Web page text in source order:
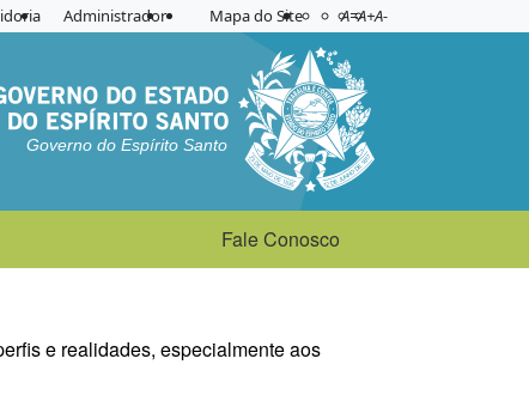
Administrador Mapa do Site Acessibilidade
Aplicar contraste
A=A+A-
Governo do Espírito Santo
Fale Conosco
e realidades, especialmente aos